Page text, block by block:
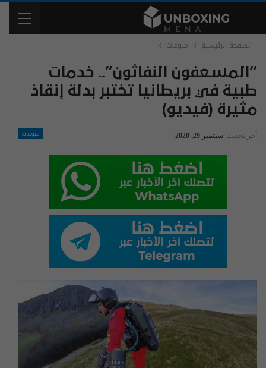
الصفحة الرئيسية منوعات
“المسعفون النفاثون”.. خدمات
طبية في بريطانيا تختبر بدلة إنقاذ
مثيرة (فيديو)
منوعات آخر تحديث سبتمبر 29, 2020